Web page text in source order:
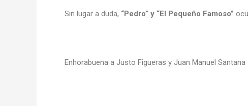
Sin lugar a duda, “Pedro” y “El Pequeño Famoso”
Enhorabuena a Justo Figueras y Juan Manuel Santana